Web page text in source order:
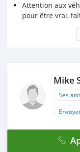
Attention aux
pour être vrai,
Mike
Ses